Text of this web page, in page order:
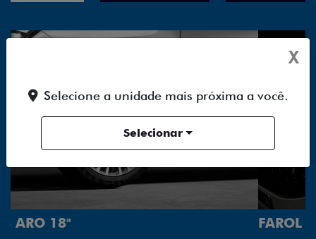
FAROL FULL LED
X
Selecione a unidade mais próxima a você.
Selecionar